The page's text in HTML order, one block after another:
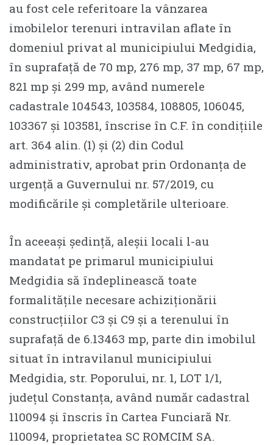
au fost cele referitoare la vânzarea
imobilelor terenuri intravilan aflate în
domeniul privat al municipiului Medgidia,
în suprafață de 70 mp, 276 mp, 37 mp, 67 mp,
821 mp și 299 mp, având numerele
cadastrale 104543, 103584, 108805, 106045,
103367 și 103581, înscrise în C.F. în condițiile
art. 364 alin. (1) și (2) din Codul
administrativ, aprobat prin Ordonanța de
urgență a Guvernului nr. 57/2019, cu
modificările și completările ulterioare.
În aceeași ședință, aleșii locali l-au
mandatat pe primarul municipiului
Medgidia să îndeplinească toate
formalitățile necesare achiziționării
construcțiilor C3 și C9 și a terenului în
suprafață de 6.13463 mp, parte din imobilul
situat în intravilanul municipiului
Medgidia, str. Poporului, nr. 1, LOT 1/1,
județul Constanța, având număr cadastral
110094 și înscris în Cartea Funciară Nr.
110094, proprietatea SC ROMCIM SA.